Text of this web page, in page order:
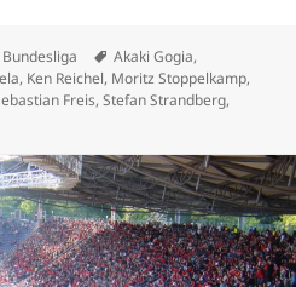
Schlagwörter
Akaki Gogia,
, Ken Reichel, Moritz Stoppelkamp,
Freis,Stefan Strandberg,